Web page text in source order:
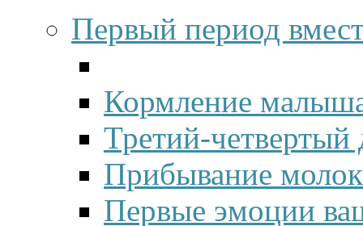
Первый период
Кормление
Третий-четвертый
Прибывание
Первые эмоции